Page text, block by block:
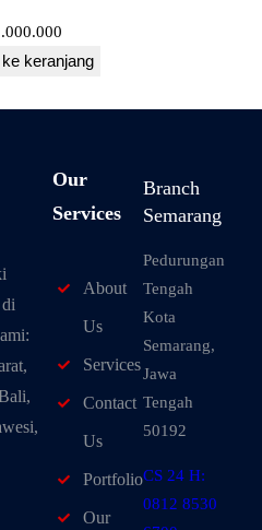
keranjang
Our
Services
About
Us
Services
Contact
Us
Portfolio
Our
Branch
Semarang
Pedurungan
Tengah
Kota
Semarang,
Jawa
Tengah
50192
CS 24 H:
0812 8530